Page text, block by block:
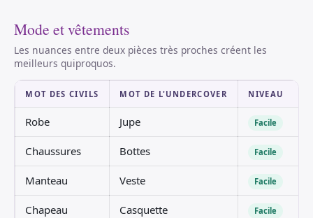
Mode et vêtements
Les nuances entre deux pièces très proches créent les
meilleurs quiproquos.
MOT DES CIVILS MOT DE L'UNDERCOVER NIVEAU
Robe Jupe Facile
Chaussures Bottes Facile
Manteau Veste Facile
Chapeau Casquette Facile